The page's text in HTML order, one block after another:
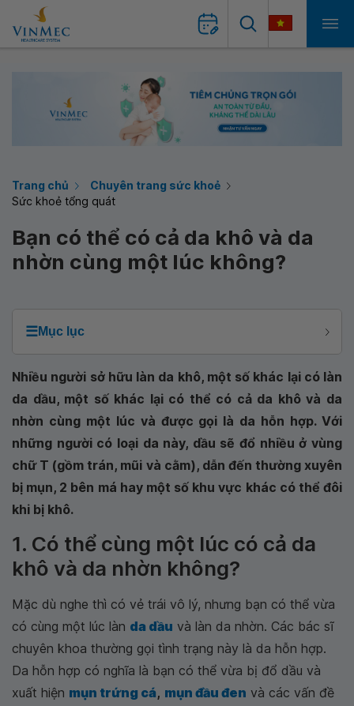
Trang chủ
Chuyên trang sức khoẻ
Sức khoẻ tổng quát
Bạn có thể có cả da khô và da
nhờn cùng một lúc không?
☰Mục lục
Nhiều người sở hữu làn da khô, một số khác lại có làn
da dầu, một số khác lại có thể có cả da khô và da
nhờn cùng một lúc và được gọi là da hỗn hợp. Với
những người có loại da này, dầu sẽ đổ nhiều ở vùng
chữ T (gồm trán, mũi và cằm), dẫn đến thường xuyên
bị mụn, 2 bên má hay một số khu vực khác có thể đôi
khi bị khô.
1. Có thể cùng một lúc có cả da
khô và da nhờn không?
Mặc dù nghe thì có vẻ trái vô lý, nhưng bạn có thể vừa
có cùng một lúc làn da dầu và làn da nhờn. Các bác sĩ
chuyên khoa thường gọi tình trạng này là da hỗn hợp.
Da hỗn hợp có nghĩa là bạn có thể vừa bị đổ dầu và
xuất hiện mụn trứng cá, mụn đầu đen và các vấn đề